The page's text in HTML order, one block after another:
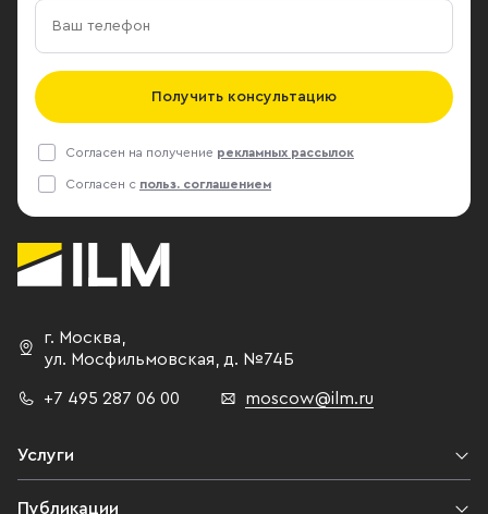
Получить консультацию
Согласен на получение рекламных рассылок
Согласен с польз. соглашением
г. Москва,
ул. Мосфильмовская, д. №74Б
+7 495 287 06 00 moscow@ilm.ru
Услуги
Публикации